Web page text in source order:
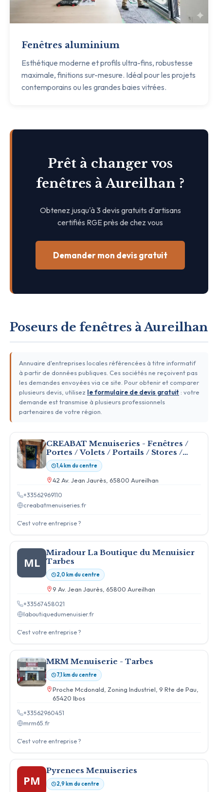
Fenêtres aluminium
Esthétique moderne et profils ultra-fins, robustesse
maximale, finitions sur-mesure. Idéal pour les projets
contemporains ou les grandes baies vitrées.
Prêt à changer vos
fenêtres à Aureilhan ?
Obtenez jusqu'à 3 devis gratuits d'artisans
certifiés RGE près de chez vous
Demander mon devis gratuit
Poseurs de fenêtres à Aureilhan
Annuaire d'entreprises locales référencées à titre informatif
à partir de données publiques. Ces sociétés ne reçoivent pas
les demandes envoyées via ce site. Pour obtenir et comparer
plusieurs devis, utilisez le formulaire de devis gratuit : votre
demande est transmise à plusieurs professionnels
partenaires de votre région.
CREABAT Menuiseries - Fenêtres /
Portes / Volets / Portails / Stores /
Automatismes
1,4 km du centre
42 Av. Jean Jaurès, 65800 Aureilhan
+33562969110
creabatmenuiseries.fr
C'est votre entreprise ?
ML
Miradour La Boutique du Menuisier
Tarbes
2,0 km du centre
9 Av. Jean Jaurès, 65800 Aureilhan
+33567458021
laboutiquedumenuisier.fr
C'est votre entreprise ?
MRM Menuiserie - Tarbes
7,1 km du centre
Proche Mcdonald, Zoning Industriel, 9 Rte de Pau,
65420 Ibos
+33562960451
mrm65.fr
C'est votre entreprise ?
PM
Pyrenees Menuiseries
2,9 km du centre